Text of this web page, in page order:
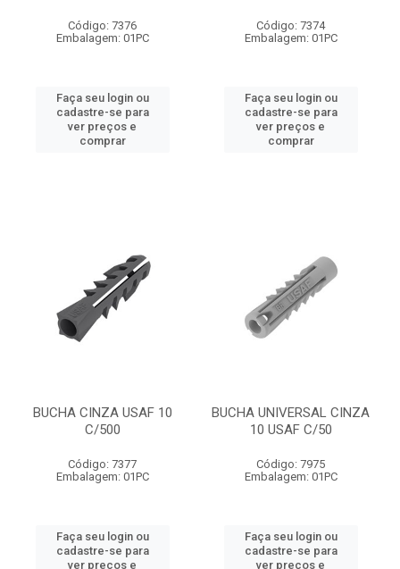
Código: 7376
Embalagem: 01PC
Faça seu login ou
cadastre-se para
ver preços e
comprar
Código: 7374
Embalagem: 01PC
Faça seu login ou
cadastre-se para
ver preços e
comprar
BUCHA CINZA USAF 10
C/500
Código: 7377
Embalagem: 01PC
Faça seu login ou
cadastre-se para
ver preços e
BUCHA UNIVERSAL CINZA
10 USAF C/50
Código: 7975
Embalagem: 01PC
Faça seu login ou
cadastre-se para
ver preços e